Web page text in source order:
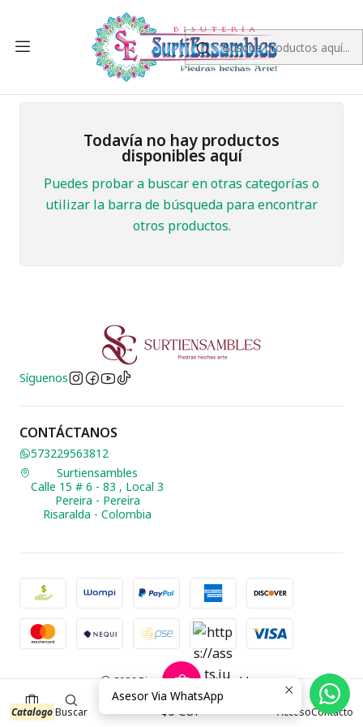
CatalogoBuscar
0
$0 COP AccesoContacto
ORO LAMINADO 18K
45 CM
45 CM
Todavía no hay productos
disponibles aquí
Puedes probar a buscar en otras categorías o
utilizar la barra de búsqueda para encontrar
otros productos.
Síguenos
CONTÁCTANOS
573229563812
Surtiensambles
Calle 15 # 6 - 83 , Local 3
Pereira - Pereira
Risaralda - Colombia
2026 Biusteria Surtiensambles.
Todos los derechos reservados.Desarrollado por Jumpseller.
Asesor Via WhatsApp